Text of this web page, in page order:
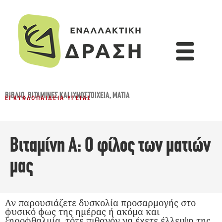
ΒΙΒΛΊΟ,ΒΙΤΑΜΊΝΕΣ ΚΑΙ ΙΧΝΟΣΤΟΙΧΕΊΑ,ΜΆΤΙΑ
ΕΓΚΥΚΛΟΠΑΊΔΕΙΑ ΥΓΕΊΑΣ
Βιταμίνη Α: Ο φίλος των ματιών
μας
Αν παρουσιάζετε δυσκολία προσαρμογής στο
φυσικό φως της ημέρας ή ακόμα και